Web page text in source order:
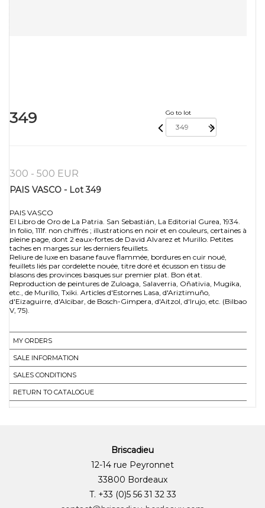
349 Go to lot
300 - 500 EUR
PAIS VASCO - Lot 349
PAIS VASCO
El Libro de Oro de La Patria. San Sebastián, La Editorial Gurea, 1934.
In folio, 111f. non chiffrés ; illustrations en noir et en couleurs, certaines à
pleine page, dont 2 eaux-fortes de David Alvarez et Murillo. Petites
taches en marges sur les derniers feuillets.
Reliure de luxe en basane fauve flammée, bordures en cuir noué,
feuillets liés par cordelette nouée, titre doré et écusson en tissu de
blasons des provinces basques sur premier plat. Bon état.
Reproduction de peintures de Zuloaga, Salaverria, Oñativia, Mugika,
etc., de Murillo, Txiki. Articles d'Estornes Lasa, d'Ariztimuño,
d'Eizaguirre, d'Alcibar, de Bosch-Gimpera, d'Aitzol, d'Irujo, etc. (Bilbao
V, 75).
MY ORDERS
SALE INFORMATION
SALES CONDITIONS
RETURN TO CATALOGUE
Briscadieu
12-14 rue Peyronnet
33800 Bordeaux
T. +33 (0)5 56 31 32 33